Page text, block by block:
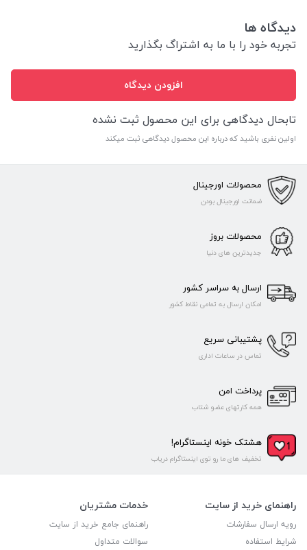
دیدگاه ها
تجربه خود را با ما به اشتراگ بگذارید
افزودن دیدگاه
تابحال دیدگاهی برای این محصول ثبت نشده
اولین نفری باشید که درباره این محصول دیدگاهی ثبت میکند
محصولات اورجینال
ضمانت اورجینال بودن
محصولات بروز
جدیدترین های دنیا
ارسال به سراسر کشور
امکان ارسال به تمامی نقاط کشور
پشتیبانی سریع
تماس در ساعات اداری
پرداخت امن
همه کارتهای عضو شتاب
هشتک خونه اینستاگرام!
تخفیف های ما رو توی اینستاگرام دریاب
راهنمای خرید از سایت
رویه ارسال سفارشات
شرایط استفاده
خدمات مشتریان
راهنمای جامع خرید از سایت
سوالات متداول